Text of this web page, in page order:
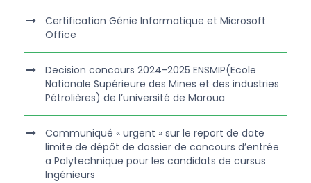
Certification Génie Informatique et Microsoft
Office
Decision concours 2024-2025 ENSMIP(Ecole
Nationale Supérieure des Mines et des industries
Pétrolières) de l’université de Maroua
Communiqué « urgent » sur le report de date
limite de dépôt de dossier de concours d’entrée
a Polytechnique pour les candidats de cursus
Ingénieurs